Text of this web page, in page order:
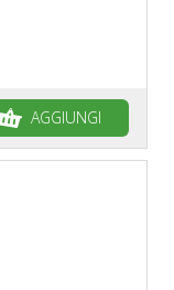
AGGIUNGI